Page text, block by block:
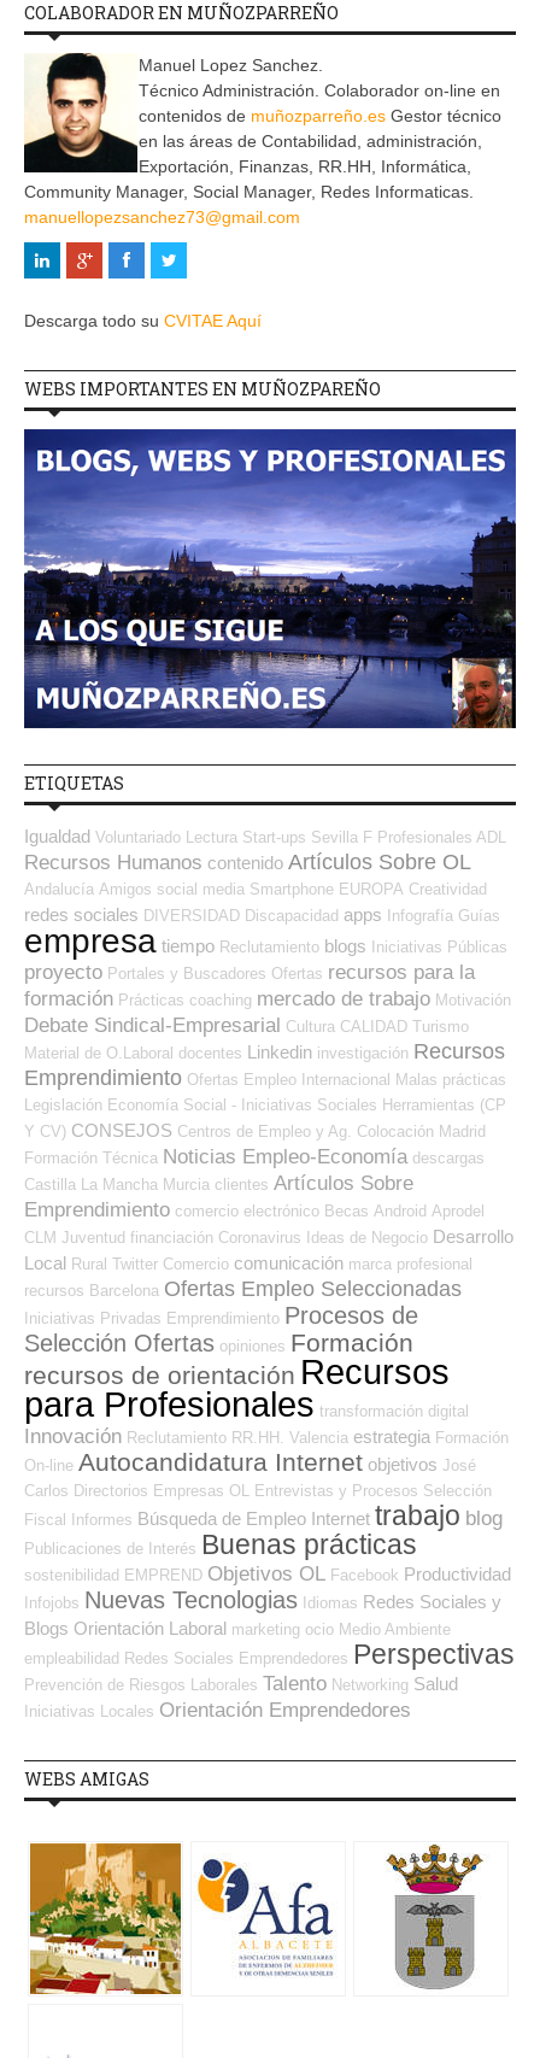
COLABORADOR EN MUÑOZPARREÑO
Manuel Lopez Sanchez.
Técnico Administración. Colaborador on-line en
contenidos de muñozparreño.es Gestor técnico
en las áreas de Contabilidad, administración,
Exportación, Finanzas, RR.HH, Informática,
Community Manager, Social Manager, Redes Informaticas.
manuellopezsanchez73@gmail.com
Descarga todo su CVITAE Aquí
WEBS IMPORTANTES EN MUÑOZPAREÑO
ETIQUETAS
Igualdad Voluntariado Lectura Start-ups Sevilla F Profesionales ADL
Recursos Humanos contenido Artículos Sobre OL
Andalucía Amigos social media Smartphone EUROPA Creatividad
redes sociales DIVERSIDAD Discapacidad apps Infografía Guías
empresa tiempo Reclutamiento blogs Iniciativas Públicas
proyecto Portales y Buscadores Ofertas recursos para la
formación Prácticas coaching mercado de trabajo Motivación
Debate Sindical-Empresarial Cultura CALIDAD Turismo
Material de O.Laboral docentes Linkedin investigación Recursos
Emprendimiento Ofertas Empleo Internacional Malas prácticas
Legislación Economía Social - Iniciativas Sociales Herramientas (CP
Y CV) CONSEJOS Centros de Empleo y Ag. Colocación Madrid
Formación Técnica Noticias Empleo-Economía descargas
Castilla La Mancha Murcia clientes Artículos Sobre
Emprendimiento comercio electrónico Becas Android Aprodel
CLM Juventud financiación Coronavirus Ideas de Negocio Desarrollo
Local Rural Twitter Comercio comunicación marca profesional
recursos Barcelona Ofertas Empleo Seleccionadas
Iniciativas Privadas Emprendimiento Procesos de
Selección Ofertas opiniones Formación
recursos de orientación Recursos
para Profesionales transformación digital
Innovación Reclutamiento RR.HH. Valencia estrategia Formación
On-line Autocandidatura Internet objetivos José
Carlos Directorios Empresas OL Entrevistas y Procesos Selección
Fiscal
Informes Búsqueda de Empleo Internet trabajo blog
Publicaciones de Interés Buenas prácticas
sostenibilidad EMPREND Objetivos OL Facebook Productividad
Infojobs Nuevas Tecnologias Idiomas Redes Sociales y
Blogs Orientación Laboral marketing ocio Medio Ambiente
empleabilidad Redes Sociales Emprendedores Perspectivas
Prevención de Riesgos Laborales Talento Networking Salud
Iniciativas Locales Orientación Emprendedores
WEBS AMIGAS